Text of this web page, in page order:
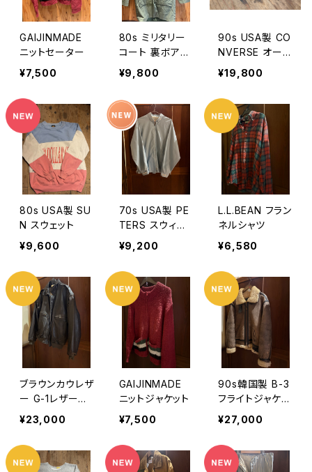
GAIJINMADE
ニットセーター
¥7,500
80s ミリタリー
コート 裏ボアラ
イナー付き
¥9,800
90s USA製 CO
NVERSE オール
スター
¥19,800
80s USA製 SU
N スウェット
¥9,600
70s USA製 PE
TERS スウィン
グトップ
¥9,200
L.L.BEAN フラン
ネルシャツ
¥6,580
ブラウンカウレザ
ー G-1レザージ
ャケット
¥23,000
GAIJINMADE
ニットジャケット
¥7,500
90s韓国製 B-3
フライトジャケッ
ト
¥27,000